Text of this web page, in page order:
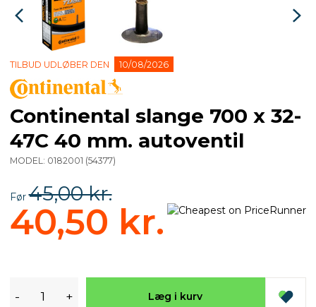
TILBUD UDLØBER DEN 10/08/2026
Continental slange 700 x 32-
47C 40 mm. autoventil
MODEL: 0182001 (54377)
Før45,00 kr.
40,50 kr.
- + Læg i kurv